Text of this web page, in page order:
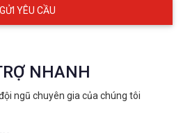
NHANH
ngũ chuyên gia của chúng tôi